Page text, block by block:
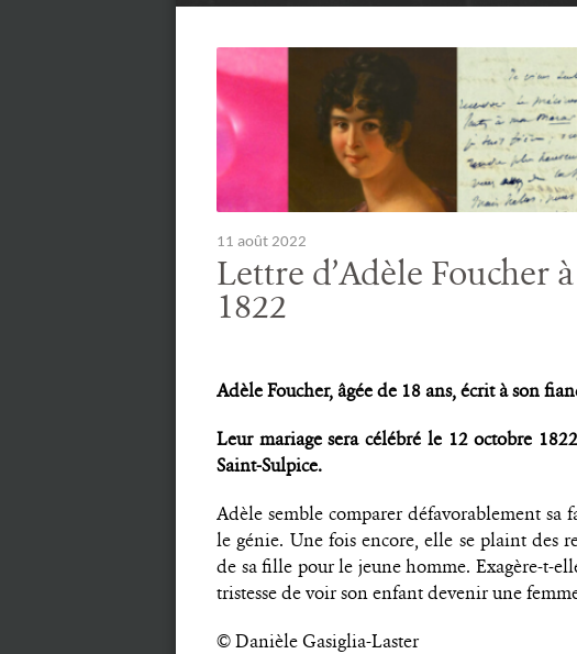
11 août 2022
Lettre d’Adèle Foucher
1822
Adèle Foucher, âgée de 18 ans, écrit à son
Leur mariage sera célébré le 12 octobre
Saint-Sulpice.
Adèle semble comparer défavorablement
le génie. Une fois encore, elle se plaint des
de sa fille pour le jeune homme. Exagère-t-
tristesse de voir son enfant devenir une
© Danièle Gasiglia-Laster